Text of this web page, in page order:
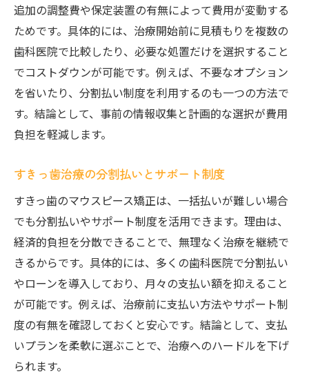
追加の調整費や保定装置の有無によって費用が変動する
ためです。具体的には、治療開始前に見積もりを複数の
歯科医院で比較したり、必要な処置だけを選択すること
でコストダウンが可能です。例えば、不要なオプション
を省いたり、分割払い制度を利用するのも一つの方法で
す。結論として、事前の情報収集と計画的な選択が費用
負担を軽減します。
すきっ歯治療の分割払いとサポート制度
すきっ歯のマウスピース矯正は、一括払いが難しい場合
でも分割払いやサポート制度を活用できます。理由は、
経済的負担を分散できることで、無理なく治療を継続で
きるからです。具体的には、多くの歯科医院で分割払い
やローンを導入しており、月々の支払い額を抑えること
が可能です。例えば、治療前に支払い方法やサポート制
度の有無を確認しておくと安心です。結論として、支払
いプランを柔軟に選ぶことで、治療へのハードルを下げ
られます。